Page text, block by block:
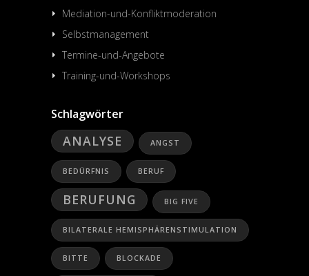
Mediation-und-Konfliktmoderation
Selbstmanagement
Termine-und-Angebote
Training-und-Workshops
Schlagwörter
ANALYSE ANGST
BEDÜRFNIS BERUF
BERUFUNG BIG FIVE
BILATERALE HEMISPHÄRENSTIMULATION
BITTE BLOCKADE